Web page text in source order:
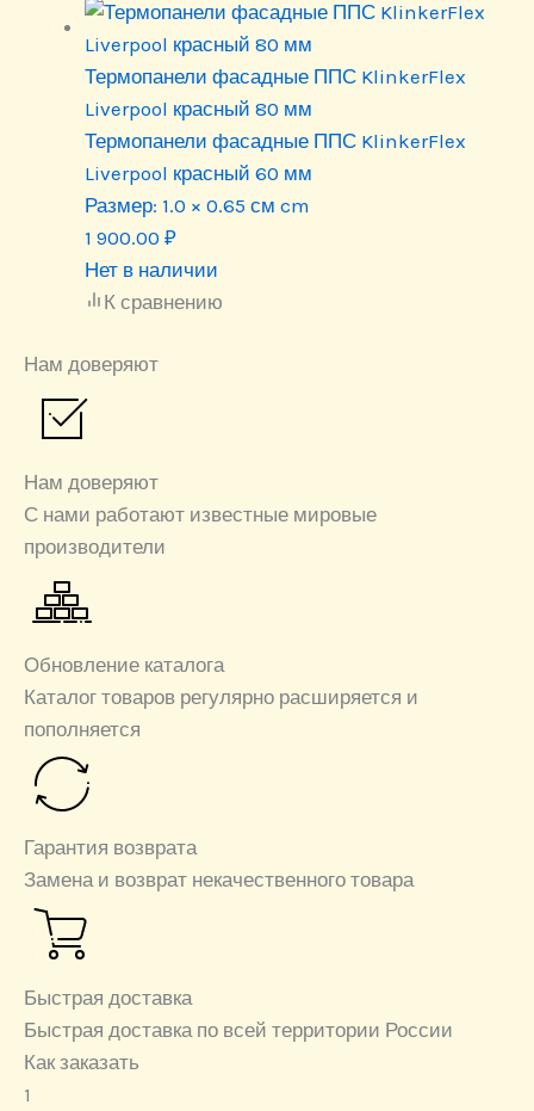
Термопанели фасадные ППС KlinkerFlex
Liverpool красный 80 мм
Термопанели фасадные ППС KlinkerFlex
Liverpool красный 60 мм
Размер: 1.0 × 0.65 см cm
1 900.00 ₽
Нет в наличии
К сравнению
Нам доверяют
Нам доверяют
С нами работают известные мировые
производители
Обновление каталога
Каталог товаров регулярно расширяется и
пополняется
Гарантия возврата
Замена и возврат некачественного товара
Быстрая доставка
Быстрая доставка по всей территории России
Как заказать
1